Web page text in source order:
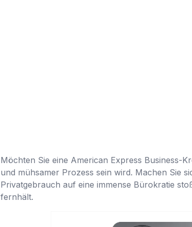
Möchten Sie eine American Express Business-
und mühsamer Prozess sein wird. Machen Sie
Privatgebrauch auf eine immense Bürokratie
fernhält.